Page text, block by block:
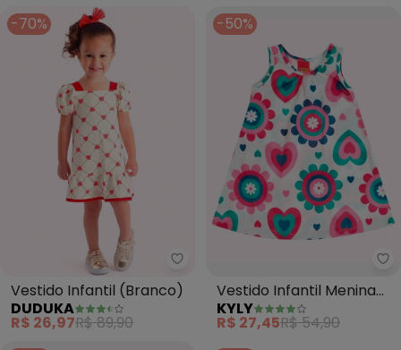
-70%
Duduka - Vestido Infantil
Vestido Infantil (Branco)
DUDUKA
R$ 26,97R$ 89,90
-50%
Vestido Infantil Menina
Flores (Branco)
KYLY
R$ 27,45R$ 54,90